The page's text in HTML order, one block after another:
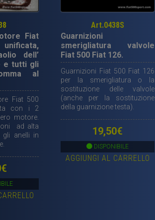
15/10
mm
(2
pezzi).
quantità
Fiat
dell’
e tutti gli
al
Fiat 500
con i 2
motore.
ad alta
gli anelli in
€
Art.0438S
Guarnizioni
smerigliatura valvole
Fiat 500 Fiat 126.
Guarnizioni Fiat 500 Fiat 126
per la smerigliatura o la
sostituzione delle valvole
(anche per la sostituzione
della guarnizione testa).
19,50€
DISPONIBILE
AGGIUNGI AL CARRELLO